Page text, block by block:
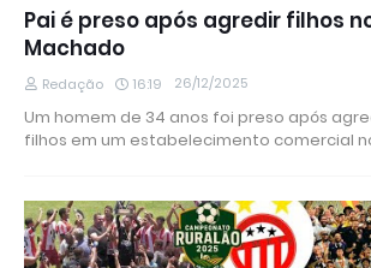
Pai é preso após agredir filhos
Machado
Redação 16:19 26/12/2025
Um homem de 34 anos foi preso após
filhos em um estabelecimento comercial